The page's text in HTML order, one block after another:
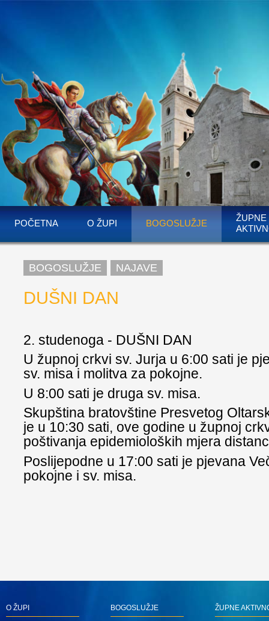
POČETNA O ŽUPI BOGOSLUŽJE
ŽUPNE
BOGOSLUŽJE NAJAVE
DUŠNI DAN
2. studenoga - DUŠNI DAN
U župnoj crkvi sv. Jurja u 6:00 sati je
sv. misa i molitva za pokojne.
U 8:00 sati je druga sv. misa.
Skupština bratovštine Presvetog
je u 10:30 sati, ove godine u župnoj
poštivanja epidemioloških mjera
Poslijepodne u 17:00 sati je pjevana
pokojne i sv. misa.
O ŽUPI BOGOSLUŽJE ŽUPNE